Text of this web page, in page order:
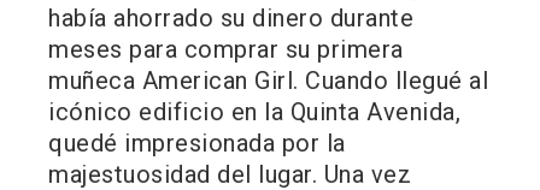
había ahorrado su dinero durante
meses para comprar su primera
muñeca American Girl. Cuando llegué al
icónico edificio en la Quinta Avenida,
quedé impresionada por la
majestuosidad del lugar. Una vez